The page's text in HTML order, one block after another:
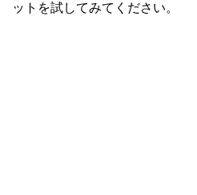
ットを試してみてください。